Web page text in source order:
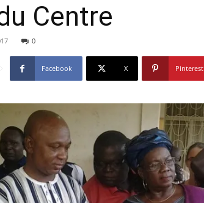
Centre
0
Facebook X Pinterest